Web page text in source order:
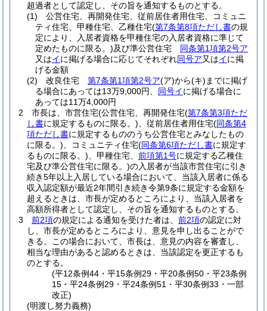
超過者として認定し、その旨を通知するものとする。
(1)
公営住宅、再開発住宅、従前居住者用住宅、コミュニ
ティ住宅、甲種住宅、乙種住宅(第7条第8項ただし書の規
定により、入居者資格を甲種住宅の入居者資格に準じて
定めたものに限る。)及び準公営住宅 同条第1項第2号ア
又はイに掲げる場合に応じてそれぞれ同号ア又はイに掲
げる金額
(2)
改良住宅 第7条第1項第2号ア(ア)から(キ) までに掲げ
る場合にあっては13万9,000円、 同号イに掲げる場合に
あっては11万4,000円
2
市長は、市営住宅(公営住宅、再開発住宅(第7条第3項ただ
し書に規定するものに限る。) 、従前居住者用住宅(同条第4
項ただし書に規定するもののうち公営住宅とみなしたもの
に限る。) 、コミュニティ住宅(同条第6項ただし書に規定す
るものに限る。) 、甲種住宅、 前項第1号に規定する乙種住
宅及び準公営住宅に限る。)の入居者が当該市営住宅に引き
続き5年以上入居している場合において、当該入居者に係る
収入認定額が最近2年間引き続き令第9条に規定する金額を
超えるときは、市長が定めるところにより、当該入居者を
高額所得者として認定し、その旨を通知するものとする。
3
前2項の規定による通知を受けた者は、 前2項の認定に対
し、市長が定めるところにより、意見を申し出ることがで
きる。
この場合において、市長は、意見の内容を審査し、
相当な理由があると認めるときは、当該認定を更正するも
のとする。
(平12条例44・平15条例29・平20条例50・平23条例
15・平24条例29・平24条例51・平30条例33・一部
改正)
(明渡し努力義務)